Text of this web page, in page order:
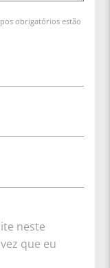
obrigatórios estão
neste
que eu